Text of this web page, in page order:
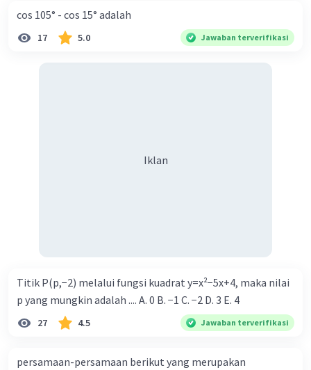
cos 105° - cos 15° adalah
17 5.0 Jawaban terverifikasi
Iklan
Titik P(p,−2) melalui fungsi kuadrat y=x²−5x+4, maka nilai
p yang mungkin adalah .... A. 0 B. −1 C. −2 D. 3 E. 4
27 4.5 Jawaban terverifikasi
persamaan-persamaan berikut yang merupakan